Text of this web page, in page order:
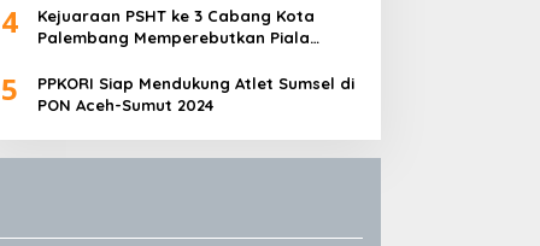
4
Kejuaraan PSHT ke 3 Cabang Kota
Palembang Memperebutkan Piala
5
PPKORI Siap Mendukung Atlet Sumsel di
PON Aceh-Sumut 2024